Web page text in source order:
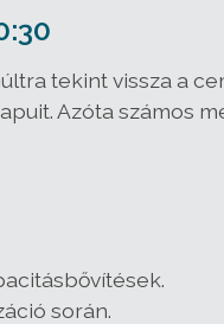
tekint vissza a
Azóta számos
során.